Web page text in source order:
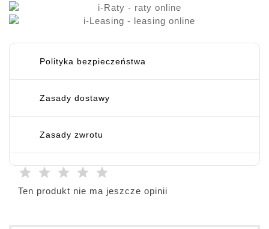
Polityka bezpieczeństwa
Zasady dostawy
Zasady zwrotu
Ten produkt nie ma jeszcze opinii